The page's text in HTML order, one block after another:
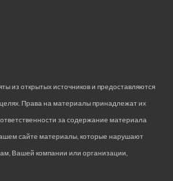
из открытых источников и предоставляются
Права на материалы принадлежат их
за содержание материала
сайте материалы, которые нарушают
Вашей компании или организации,